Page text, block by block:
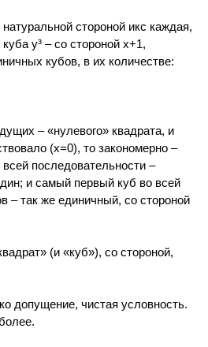
стороной икс каждая,
y³ – со стороной х+1,
кубов, в их количестве:
– «нулевого» квадрата, и
(х=0), то закономерно –
последовательности –
и самый первый куб во всей
– так же единичный, со стороной
(и «куб»), со стороной,
допущение, чистая условность.